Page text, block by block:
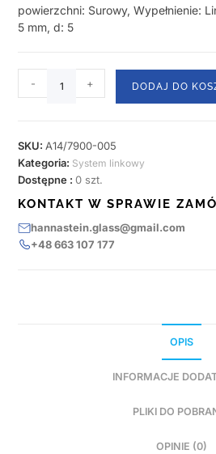
powierzchni: Surowy, Wypełnienie:
5 mm, d: 5
- + DODAJ DO
SKU: A14/7900-005
Kategoria: System linkowy
Dostępne :0 szt.
KONTAKT W SPRAWIE
hannastein.glass@gmail.com
+48 663 107 177
OPIS
INFORMACJE
PLIKI DO
OPINIE (0)